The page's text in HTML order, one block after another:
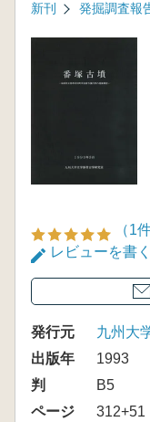
新刊 発掘調査報
（1
レビューを書く
発行元
九州大
出版年
1993
判
B5
ページ
312+51